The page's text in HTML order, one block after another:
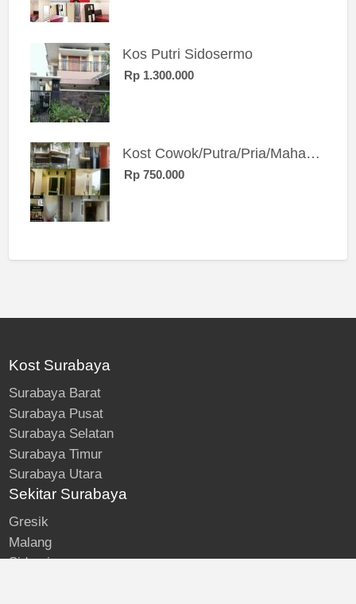
Kos Putri Sidosermo
Rp 1.300.000
Kost Cowok/Putra/Pria/Mahasiswa/Karyawan SIngle eksklusif bangunan baru
Rp 750.000
Kost Surabaya
Surabaya Barat
Surabaya Pusat
Surabaya Selatan
Surabaya Timur
Surabaya Utara
Sekitar Surabaya
Gresik
Malang
Sidoarjo